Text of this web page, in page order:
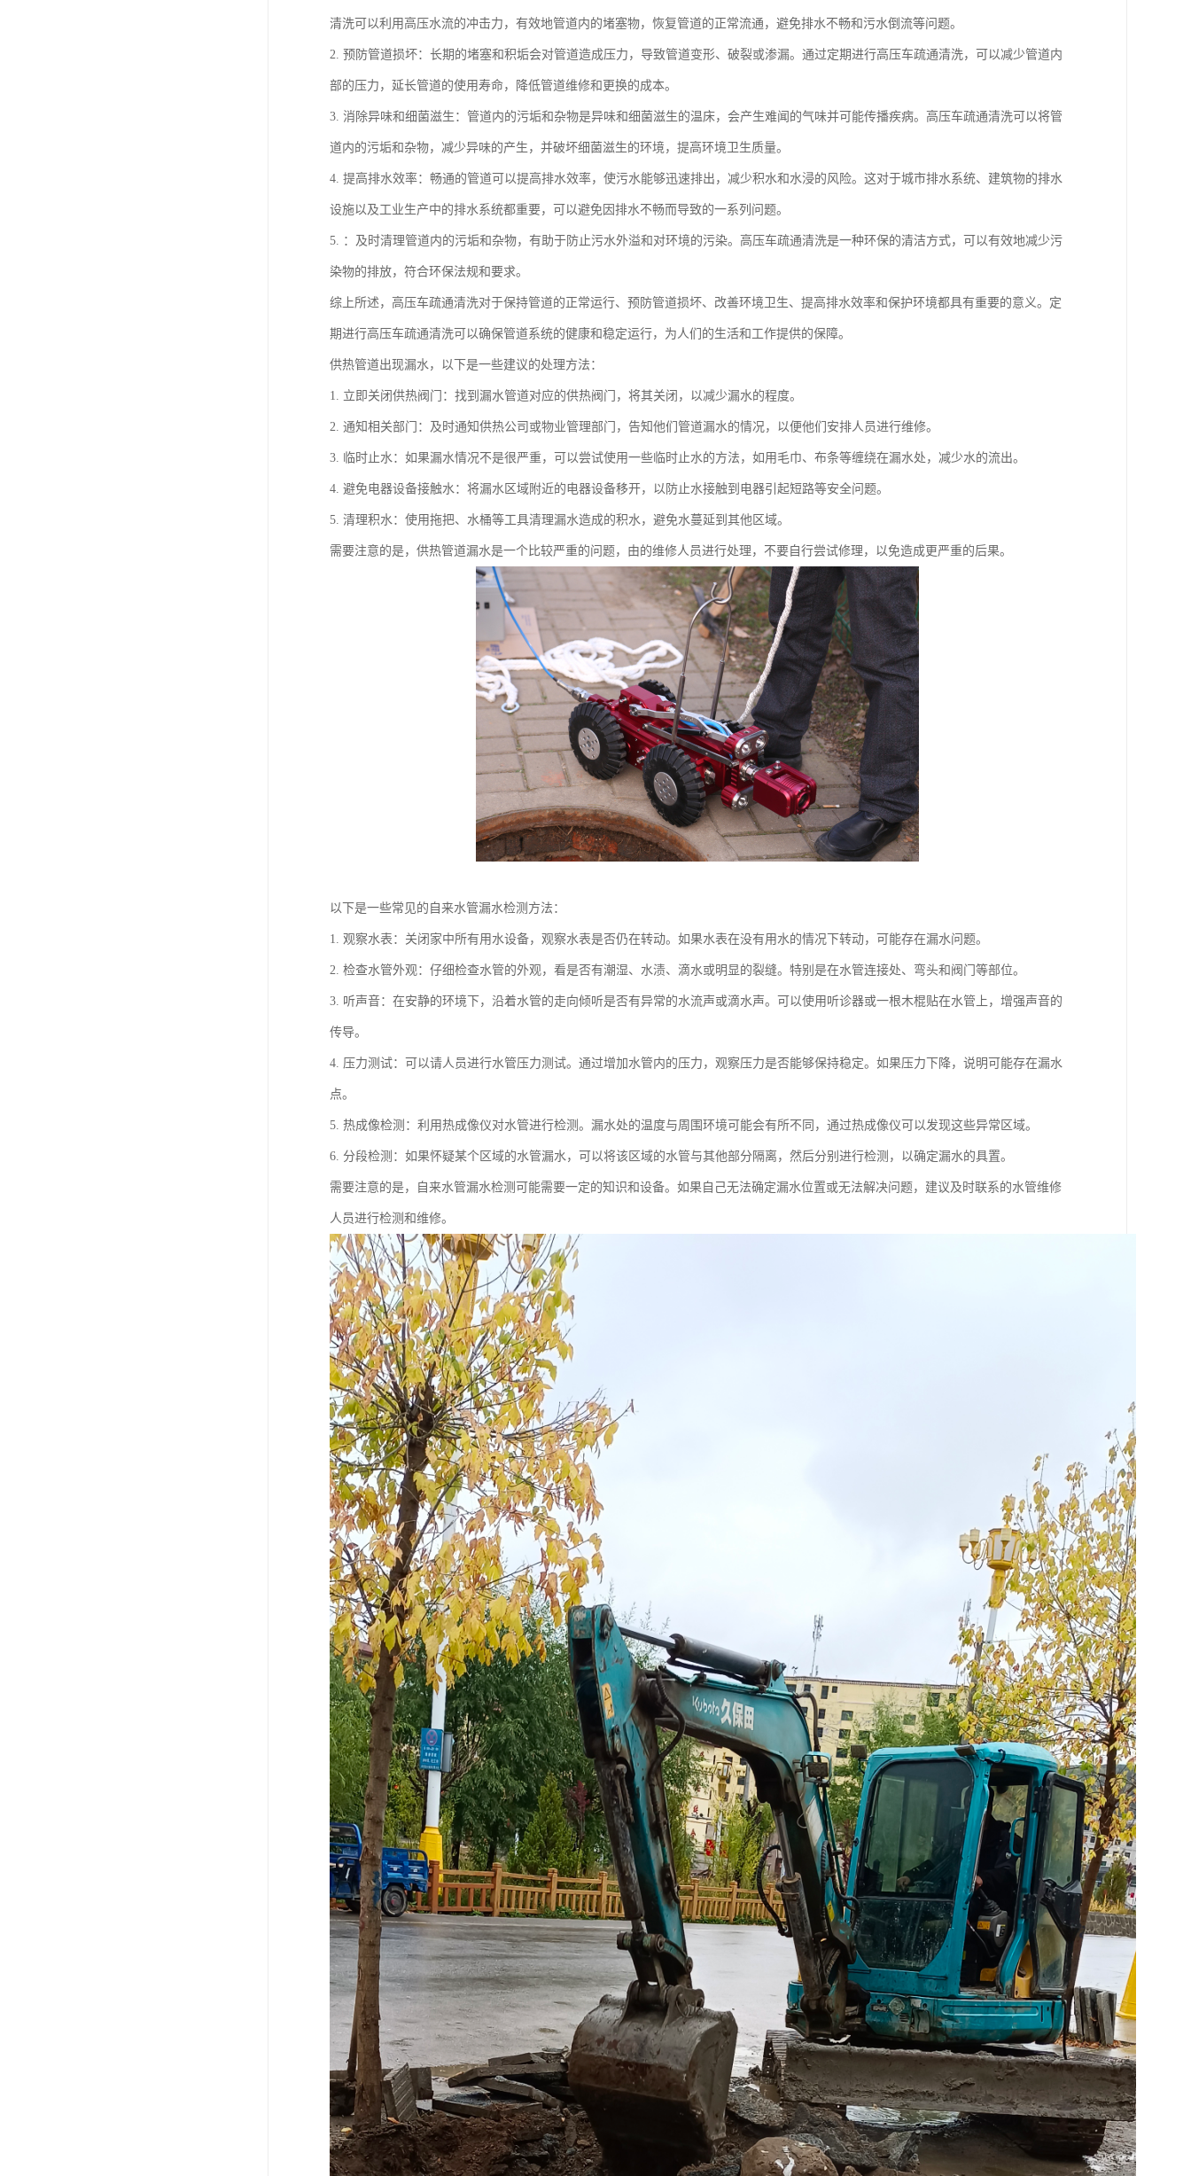
清洗可以利用高压水流的冲击力，有效地管道内的堵塞物，恢复管道的正常流通，避免排水不畅和污水倒流等问题。
2. 预防管道损坏：长期的堵塞和积垢会对管道造成压力，导致管道变形、破裂或渗漏。通过定期进行高压车疏通清洗，可以减少管道内
部的压力，延长管道的使用寿命，降低管道维修和更换的成本。
3. 消除异味和细菌滋生：管道内的污垢和杂物是异味和细菌滋生的温床，会产生难闻的气味并可能传播疾病。高压车疏通清洗可以将管
道内的污垢和杂物，减少异味的产生，并破坏细菌滋生的环境，提高环境卫生质量。
4. 提高排水效率：畅通的管道可以提高排水效率，使污水能够迅速排出，减少积水和水浸的风险。这对于城市排水系统、建筑物的排水
设施以及工业生产中的排水系统都重要，可以避免因排水不畅而导致的一系列问题。
5. ：及时清理管道内的污垢和杂物，有助于防止污水外溢和对环境的污染。高压车疏通清洗是一种环保的清洁方式，可以有效地减少污
染物的排放，符合环保法规和要求。
综上所述，高压车疏通清洗对于保持管道的正常运行、预防管道损坏、改善环境卫生、提高排水效率和保护环境都具有重要的意义。定
期进行高压车疏通清洗可以确保管道系统的健康和稳定运行，为人们的生活和工作提供的保障。
供热管道出现漏水，以下是一些建议的处理方法：
1. 立即关闭供热阀门：找到漏水管道对应的供热阀门，将其关闭，以减少漏水的程度。
2. 通知相关部门：及时通知供热公司或物业管理部门，告知他们管道漏水的情况，以便他们安排人员进行维修。
3. 临时止水：如果漏水情况不是很严重，可以尝试使用一些临时止水的方法，如用毛巾、布条等缠绕在漏水处，减少水的流出。
4. 避免电器设备接触水：将漏水区域附近的电器设备移开，以防止水接触到电器引起短路等安全问题。
5. 清理积水：使用拖把、水桶等工具清理漏水造成的积水，避免水蔓延到其他区域。
需要注意的是，供热管道漏水是一个比较严重的问题，由的维修人员进行处理，不要自行尝试修理，以免造成更严重的后果。
以下是一些常见的自来水管漏水检测方法：
1. 观察水表：关闭家中所有用水设备，观察水表是否仍在转动。如果水表在没有用水的情况下转动，可能存在漏水问题。
2. 检查水管外观：仔细检查水管的外观，看是否有潮湿、水渍、滴水或明显的裂缝。特别是在水管连接处、弯头和阀门等部位。
3. 听声音：在安静的环境下，沿着水管的走向倾听是否有异常的水流声或滴水声。可以使用听诊器或一根木棍贴在水管上，增强声音的
传导。
4. 压力测试：可以请人员进行水管压力测试。通过增加水管内的压力，观察压力是否能够保持稳定。如果压力下降，说明可能存在漏水
点。
5. 热成像检测：利用热成像仪对水管进行检测。漏水处的温度与周围环境可能会有所不同，通过热成像仪可以发现这些异常区域。
6. 分段检测：如果怀疑某个区域的水管漏水，可以将该区域的水管与其他部分隔离，然后分别进行检测，以确定漏水的具置。
需要注意的是，自来水管漏水检测可能需要一定的知识和设备。如果自己无法确定漏水位置或无法解决问题，建议及时联系的水管维修
人员进行检测和维修。